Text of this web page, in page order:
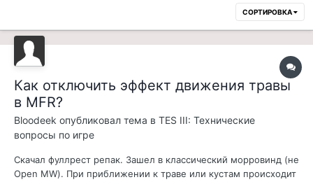
СОРТИРОВКА
Как отключить эффект движения травы
в MFR?
Bloodeek опубликовал тема в TES III: Технические
вопросы по игре
Скачал фуллрест репак. Зашел в классический морровинд (не
Open MW). При приближении к траве или кустам происходит